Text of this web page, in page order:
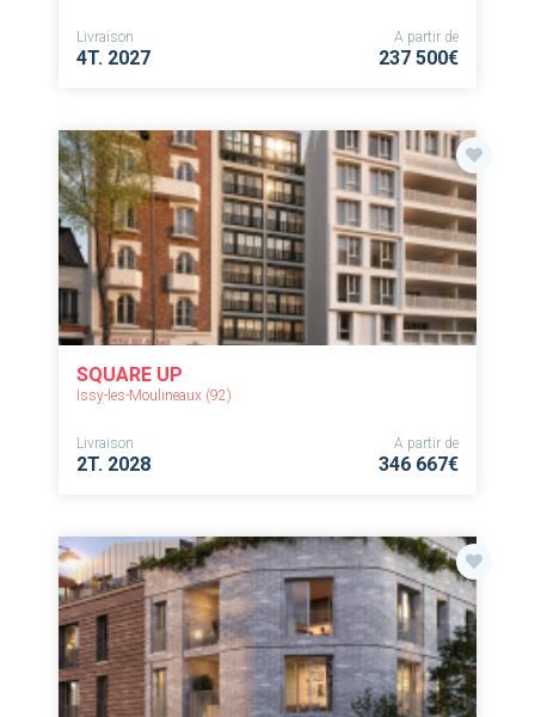
Livraison
4T. 2027
A partir de
237 500€
SQUARE UP
Issy-les-Moulineaux (92)
Livraison
2T. 2028
A partir de
346 667€